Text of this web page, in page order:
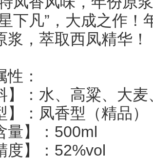
下凡”，大成之作！
浆，萃取西凤精华！
：
】：水、高粱、大
】：凤香型（精品）
量】：500ml
度】：52%vol